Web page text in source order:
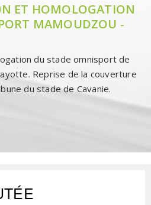
ET HOMOLOGATION
MAMOUDZOU -
du stade omnisport de
Reprise de la couverture
du stade de Cavanie.